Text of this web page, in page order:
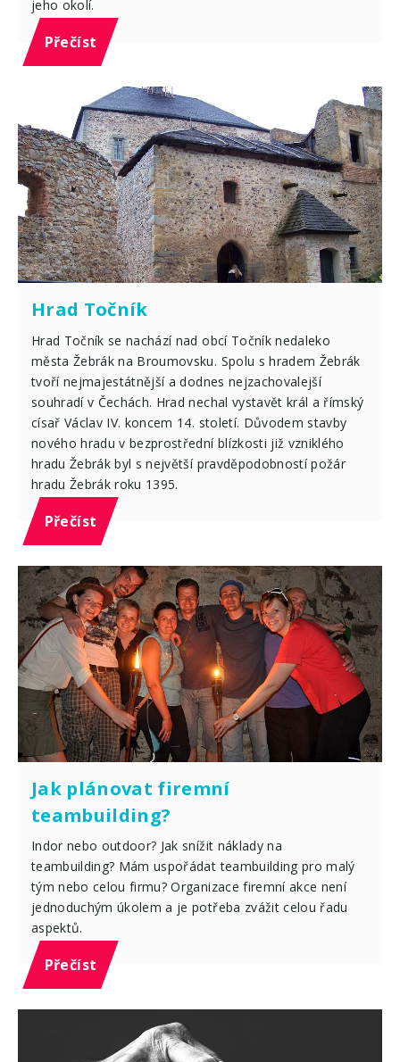
jeho okolí.
Přečíst
Hrad Točník
Hrad Točník se nachází nad obcí Točník nedaleko
města Žebrák na Broumovsku. Spolu s hradem Žebrák
tvoří nejmajestátnější a dodnes nejzachovalejší
souhradí v Čechách. Hrad nechal vystavět král a římský
císař Václav IV. koncem 14. století. Důvodem stavby
nového hradu v bezprostřední blízkosti již vzniklého
hradu Žebrák byl s největší pravděpodobností požár
hradu Žebrák roku 1395.
Přečíst
Jak plánovat firemní
teambuilding?
Indor nebo outdoor? Jak snížit náklady na
teambuilding? Mám uspořádat teambuilding pro malý
tým nebo celou firmu? Organizace firemní akce není
jednoduchým úkolem a je potřeba zvážit celou řadu
aspektů.
Přečíst